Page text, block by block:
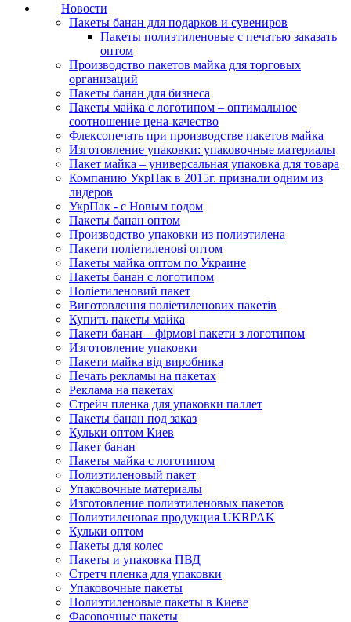
Новости
Пакеты банан для подарков и сувениров
Пакеты полиэтиленовые с печатью заказать
оптом
Производство пакетов майка для торговых
организаций
Пакеты банан для бизнеса
Пакеты майка с логотипом – оптимальное
соотношение цена-качество
Флексопечать при производстве пакетов майка
Изготовление упаковки: упаковочные материалы
Пакет майка – универсальная упаковка для товара
Компанию УкрПак в 2015г. признали одним из
лидеров
УкрПак - с Новым годом
Пакеты банан оптом
Производство упаковки из полиэтилена
Пакети поліетиленові оптом
Пакеты майка оптом по Украине
Пакеты банан с логотипом
Поліетиленовий пакет
Виготовлення поліетиленових пакетів
Купить пакеты майка
Пакети банан – фірмові пакети з логотипом
Изготовление упаковки
Пакети майка від виробника
Печать рекламы на пакетах
Реклама на пакетах
Стрейч пленка для упаковки паллет
Пакеты банан под заказ
Кульки оптом Киев
Пакет банан
Пакеты майка с логотипом
Полиэтиленовый пакет
Упаковочные материалы
Изготовление полиэтиленовых пакетов
Полиэтиленовая продукция UKRPAK
Кульки оптом
Пакеты для колес
Пакеты и упаковка ПВД
Стретч пленка для упаковки
Упаковочные пакеты
Полиэтиленовые пакеты в Киеве
Фасовочные пакеты